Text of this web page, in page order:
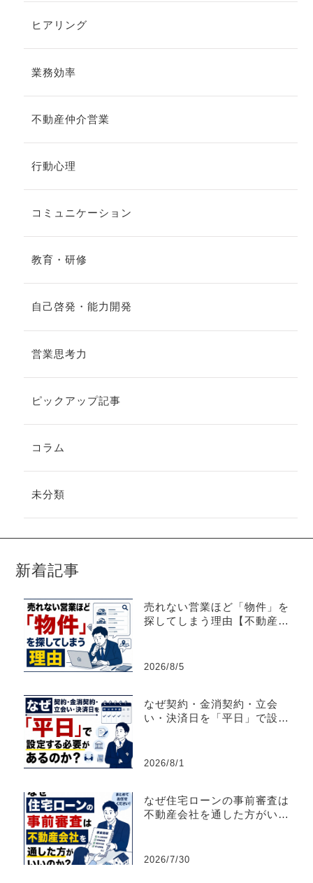
ヒアリング
業務効率
不動産仲介営業
行動心理
コミュニケーション
教育・研修
自己啓発・能力開発
営業思考力
ピックアップ記事
コラム
未分類
新着記事
売れない営業ほど「物件」を
探してしまう理由【不動産売
2026/8/5
なぜ契約・金消契約・立会
い・決済日を「平日」で設定
2026/8/1
なぜ住宅ローンの事前審査は
不動産会社を通した方がいい
2026/7/30